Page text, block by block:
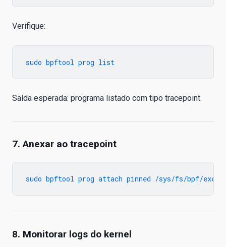
Verifique:
Saída esperada: programa listado com tipo tracepoint.
7. Anexar ao tracepoint
8. Monitorar logs do kernel